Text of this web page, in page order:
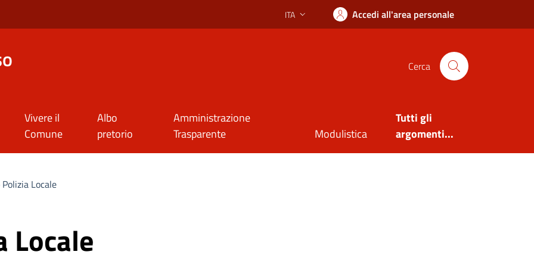
Lingua attiva:
ITA Accedi all'area personale
Cerca
Vivere il
Comune
Albo
pretorio
Amministrazione
Trasparente
Modulistica
Tutti gli
argomenti...
Polizia Locale
Locale